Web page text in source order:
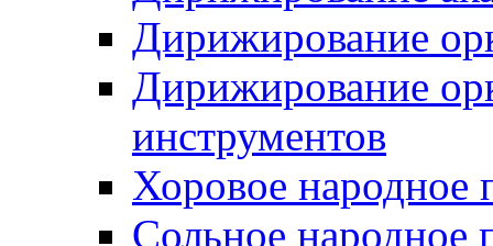
Дирижирование
Дирижирование
инструментов
Хоровое народное
Сольное народное